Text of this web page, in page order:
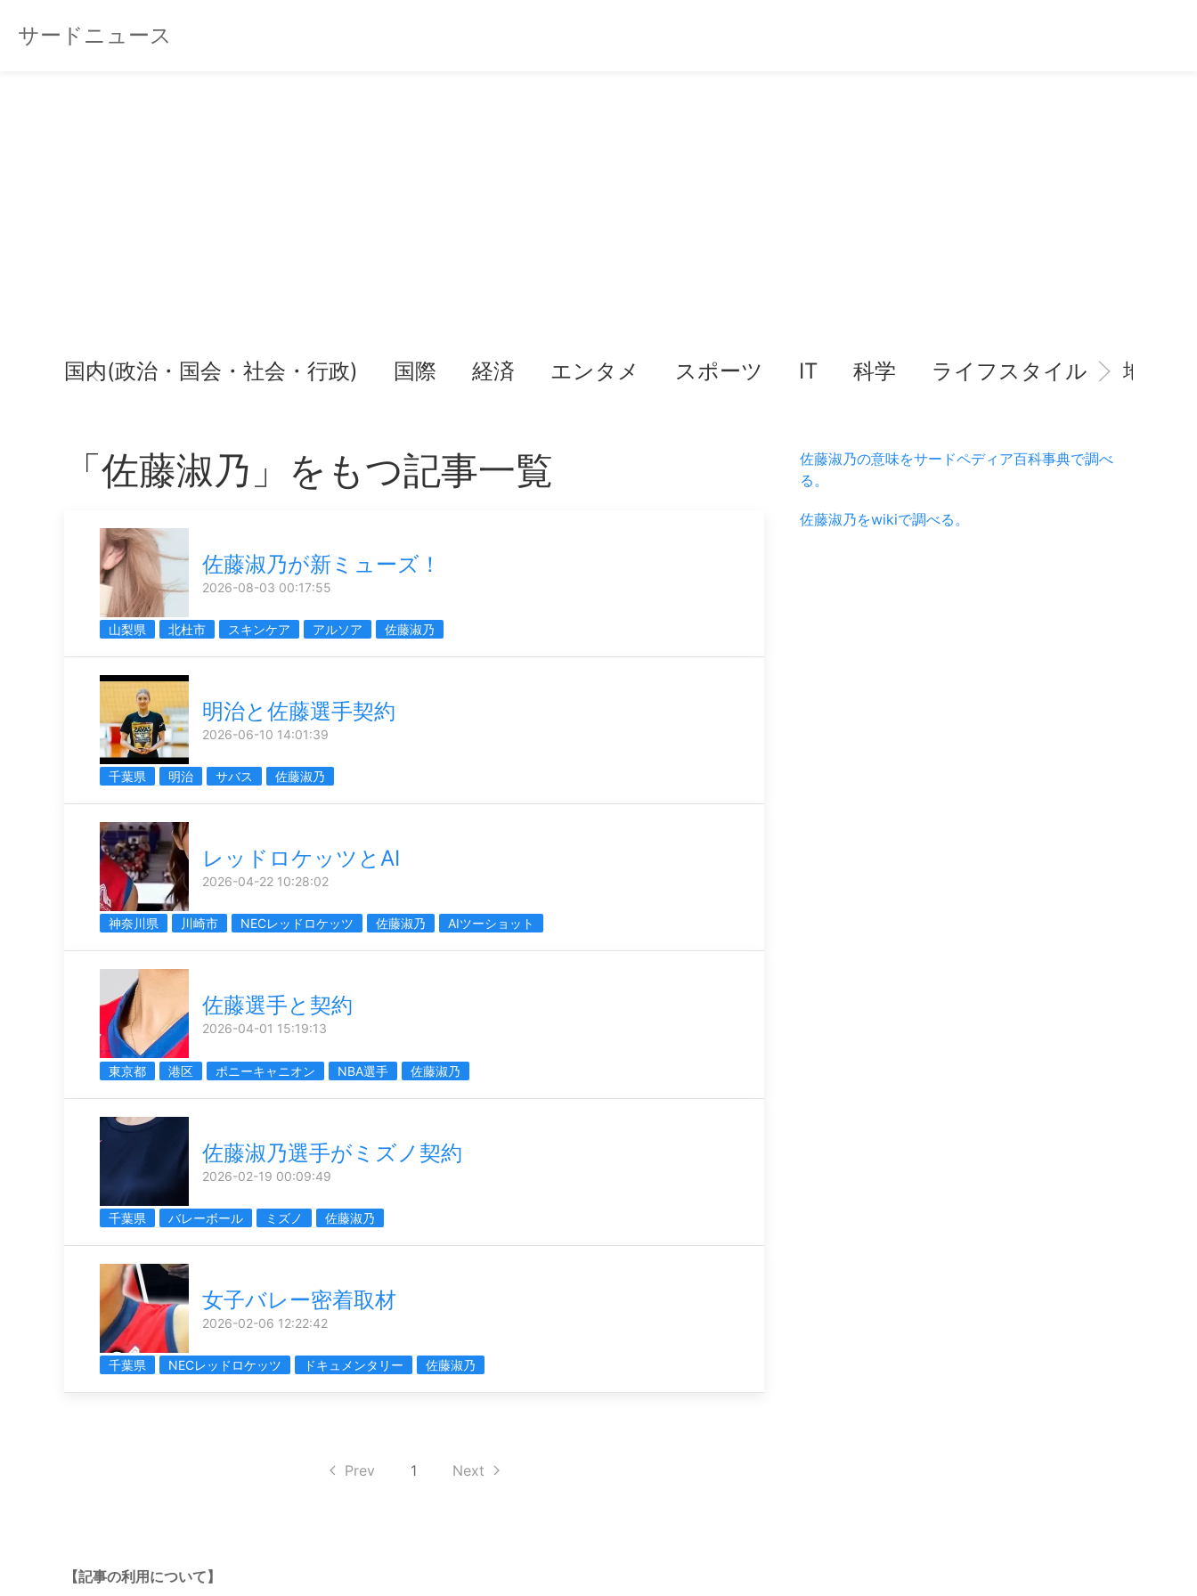
サードニュース
国内(政治・国会・社会・行政) 国際 経済 エンタメ スポーツ IT 科学 ライフスタイル 地域情
「佐藤淑乃」をもつ記事一覧
佐藤淑乃が新ミューズ！
2026-08-03 00:17:55
山梨県 北杜市 スキンケア アルソア 佐藤淑乃
明治と佐藤選手契約
2026-06-10 14:01:39
千葉県 明治 サバス 佐藤淑乃
レッドロケッツとAI
2026-04-22 10:28:02
神奈川県 川崎市 NECレッドロケッツ 佐藤淑乃 AIツーショット
佐藤選手と契約
2026-04-01 15:19:13
東京都 港区 ポニーキャニオン NBA選手 佐藤淑乃
佐藤淑乃選手がミズノ契約
2026-02-19 00:09:49
千葉県 バレーボール ミズノ 佐藤淑乃
女子バレー密着取材
2026-02-06 12:22:42
千葉県 NECレッドロケッツ ドキュメンタリー 佐藤淑乃
Prev 1 Next
佐藤淑乃の意味をサードペディア百科事典で調べ
る。
佐藤淑乃をwikiで調べる。
【記事の利用について】